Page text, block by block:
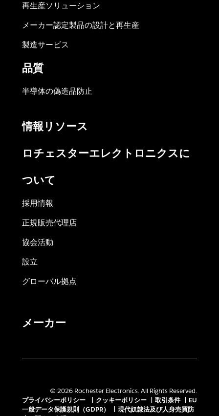
再生産ソリューション
メーカー認定製品の設計と再生産
製造サービス
品質
半導体の偽造品防止
情報リソース
ロチェスターエレクトロニクスに
ついて
採用情報
正規販売代理店
協会活動
設立
グローバル拠点
メーカー
© 2026 Rochester Electronics. All Rights Reserved.
プライバシーポリシー
クッキーポリシー 取引条件
EU
一般データ保護規則（GDPR）
現代奴隷法及び人身売買防